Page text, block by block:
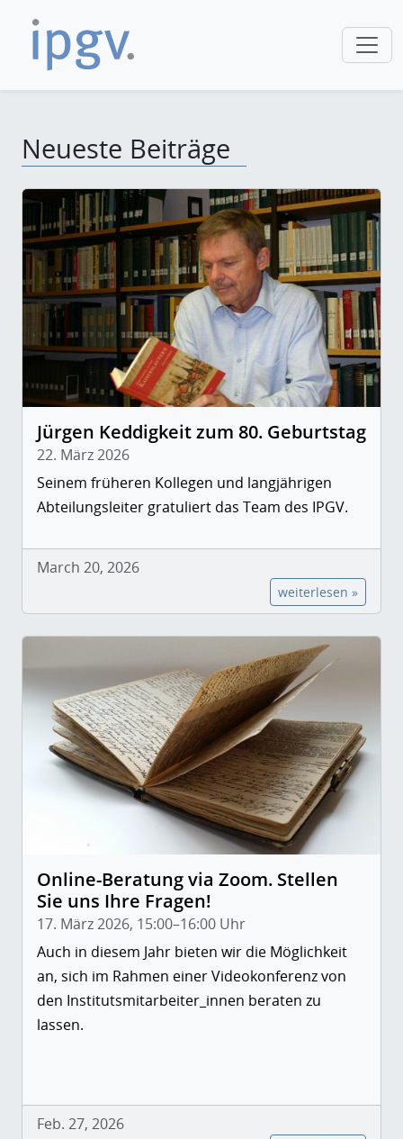
Neueste Beiträge
Jürgen Keddigkeit zum 80. Geburtstag
22. März 2026
Seinem früheren Kollegen und langjährigen
Abteilungsleiter gratuliert das Team des IPGV.
March 20, 2026
weiterlesen »
Online-Beratung via Zoom. Stellen
Sie uns Ihre Fragen!
17. März 2026, 15:00–16:00 Uhr
Auch in diesem Jahr bieten wir die Möglichkeit
an, sich im Rahmen einer Videokonferenz von
den Institutsmitarbeiter_innen beraten zu
lassen.
Feb. 27, 2026